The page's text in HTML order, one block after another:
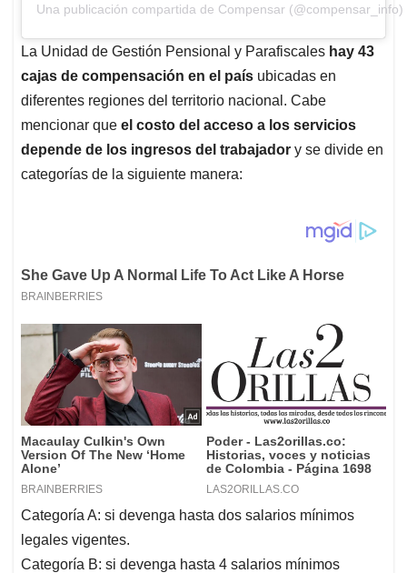
Una publicación compartida de Compensar (@compensar_info)
La Unidad de Gestión Pensional y Parafiscales hay 43
cajas de compensación en el país ubicadas en
diferentes regiones del territorio nacional. Cabe
mencionar que el costo del acceso a los servicios
depende de los ingresos del trabajador y se divide en
categorías de la siguiente manera:
Categoría A: si devenga hasta dos salarios mínimos
legales vigentes.
Categoría B: si devenga hasta 4 salarios mínimos